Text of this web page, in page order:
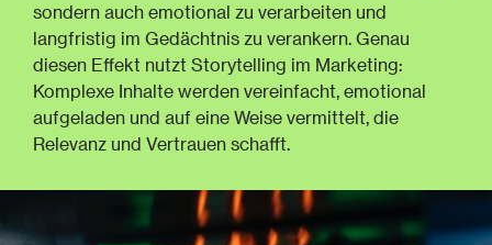
sondern auch emotional zu verarbeiten und
langfristig im Gedächtnis zu verankern. Genau
diesen Effekt nutzt Storytelling im Marketing:
Komplexe Inhalte werden vereinfacht, emotional
aufgeladen und auf eine Weise vermittelt, die
Relevanz und Vertrauen schafft.